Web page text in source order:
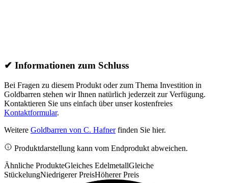
✔ Informationen zum Schluss
Bei Fragen zu diesem Produkt oder zum Thema Investition in
Goldbarren stehen wir Ihnen natürlich jederzeit zur Verfügung.
Kontaktieren Sie uns einfach über unser kostenfreies
Kontaktformular.
Weitere Goldbarren von C. Hafnerfinden Sie hier.
Produktdarstellung kann vom Endprodukt abweichen.
Ähnliche ProdukteGleiches EdelmetallGleiche
StückelungNiedrigerer PreisHöherer Preis